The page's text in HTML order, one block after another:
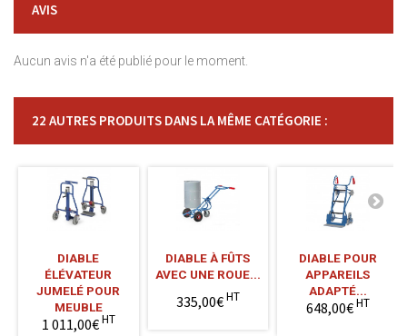
AVIS
Aucun avis n'a été publié pour le moment.
22 AUTRES PRODUITS DANS LA MÊME CATÉGORIE :
DIABLE
ÉLÉVATEUR
JUMELÉ POUR
MEUBLE
1 011,00€HT
DIABLE À FÛTS
AVEC UNE ROUE...
335,00€HT
DIABLE POUR
APPAREILS
ADAPTÉ...
648,00€HT